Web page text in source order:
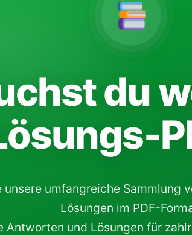
du
unsere umfangreiche Sammlung
Lösungen im PDF-
Antworten und Lösungen für